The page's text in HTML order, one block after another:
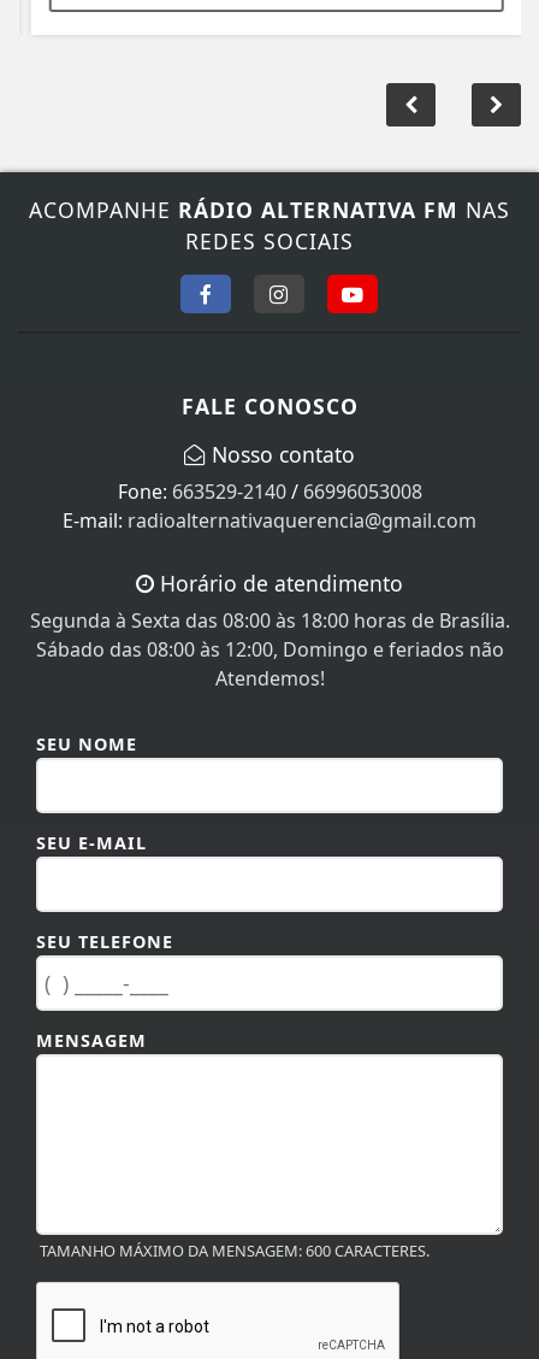
ACOMPANHE RÁDIO ALTERNATIVA FM NAS
REDES SOCIAIS
FALE CONOSCO
Nosso contato
Fone: 663529-2140/ 66996053008
E-mail: radioalternativaquerencia@gmail.com
Horário de atendimento
Segunda à Sexta das 08:00 às 18:00 horas de Brasília.
Sábado das 08:00 às 12:00, Domingo e feriados não
Atendemos!
SEU NOME
SEU E-MAIL
SEU TELEFONE
MENSAGEM
TAMANHO MÁXIMO DA MENSAGEM: 600 CARACTERES.